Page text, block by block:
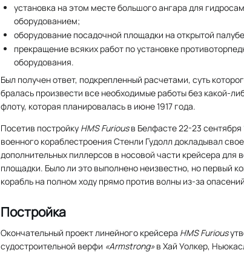
установка на этом месте большого ангара для
оборудованием;
оборудование посадочной площадки на открытой
прекращение всяких работ по установке
оборудования.
Был получен ответ, подкрепленный расчетами, суть
бралась произвести все необходимые работы без какой-
флоту, которая планировалась в июне 1917 года.
Посетив постройку HMS Furiousв Белфасте 22-23 сентября
военного кораблестроения Стенли Гудолл докладывал
дополнительных пиллерсов в носовой части крейсера для
площадки. Было ли это выполнено неизвестно, но первый
корабль на полном ходу прямо против волны из-за
Постройка
Окончательный проект линейного крейсера HMS Furious
судостроительной верфи «Armstrong»в Хай Уолкер,